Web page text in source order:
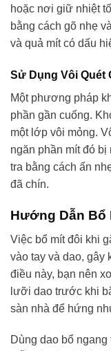
hoặc nơi giữ nhiệt
bằng cách gõ nhẹ
và quả mít có dấu
Sử Dụng Vôi Quét
Một phương pháp
phần gần cuống.
một lớp vôi mỏng.
ngăn phần mít đó bị
tra bằng cách ấn
đã chín.
Hướng Dẫn Bổ
Việc bổ mít đôi khi
vào tay và dao, gây
điều này, bạn nên
lưỡi dao trước khi
sàn nhà để hứng
Dùng dao bổ